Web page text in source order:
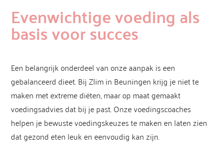
Evenwichtige voeding als
basis voor succes
Een belangrijk onderdeel van onze aanpak is een
gebalanceerd dieet. Bij Zlim in Beuningen krijg je niet te
maken met extreme diëten, maar op maat gemaakt
voedingsadvies dat bij je past. Onze voedingscoaches
helpen je bewuste voedingskeuzes te maken en laten zien
dat gezond eten leuk en eenvoudig kan zijn.